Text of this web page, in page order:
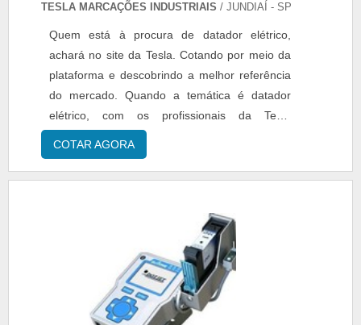
TESLA MARCAÇÕES INDUSTRIAIS / JUNDIAÍ - SP
Quem está à procura de datador elétrico,
achará no site da Tesla. Cotando por meio da
plataforma e descobrindo a melhor referência
do mercado. Quando a temática é datador
elétrico, com os profissionais da Tesla
alcançará proteção com comprometimento
com os resultados dos clientes.ALGUNS
competência e excelência em sua área de
atuação. A Tesla objetiva seus reforços em
criar uma estrutura com: Escritório de alta
qualidade onde são realizadas as atividades;
Tecnologia de ponta; Parceiros nos EUA,
Itália, Alemanha, Espanha, Japão e Turquia e
COTAR AGORA